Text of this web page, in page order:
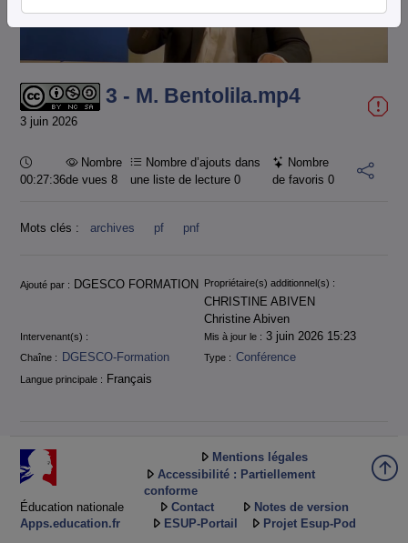
la
vidéo
3 - M. Bentolila.mp4
3 juin 2026
Durée :
00:27:36
Nombre
de vues 8
Nombre d’ajouts dans
une liste de lecture0
Nombre
de favoris 0
Mots clés : archives pf pnf
Informations
Ajouté par : DGESCO FORMATION Propriétaire(s) additionnel(s) :
CHRISTINE ABIVEN
Christine Abiven
Intervenant(s) : Mis à jour le : 3 juin 2026 15:23
Chaîne : DGESCO-Formation Type : Conférence
Langue principale : Français
Éducation nationale
Apps.education.fr
Mentions légales
Accessibilité : Partiellement
conforme
Contact
Notes de version
ESUP-Portail
Projet Esup-Pod